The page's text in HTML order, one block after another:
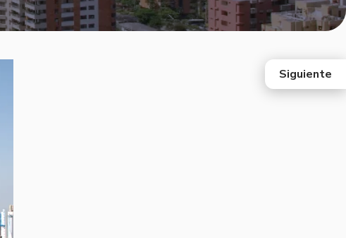
Siguiente